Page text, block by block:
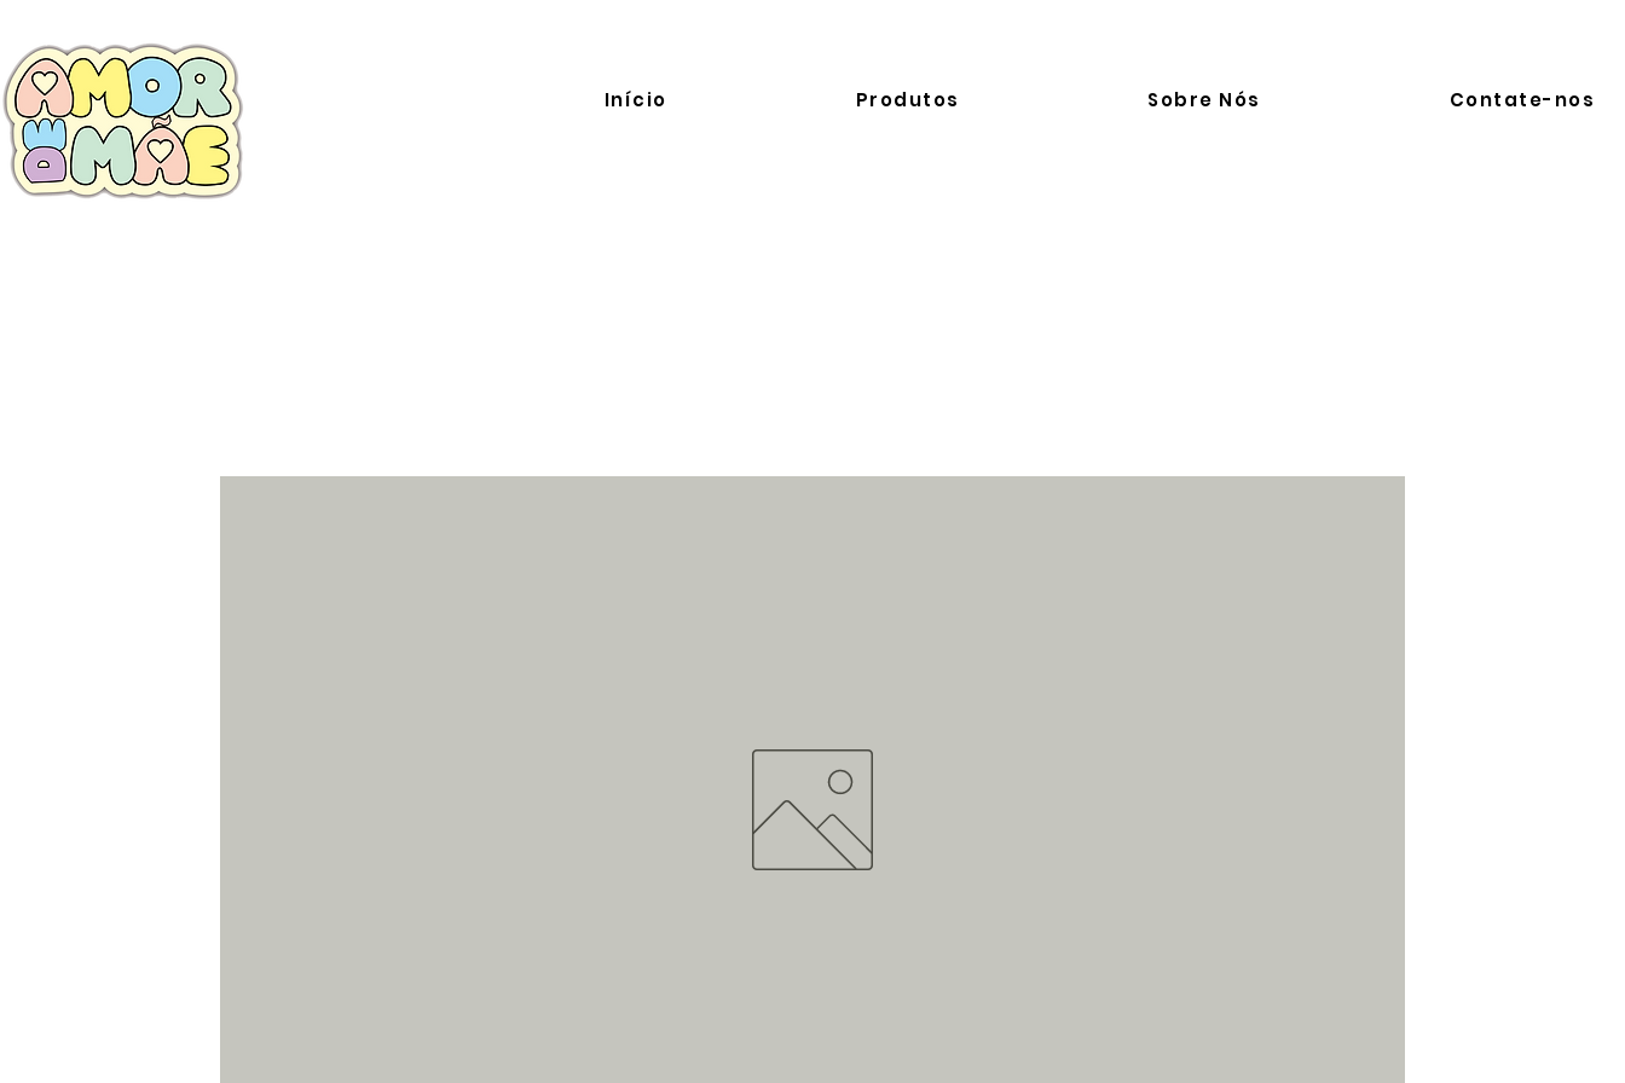
Início Produtos Sobre Nós Contate-nos